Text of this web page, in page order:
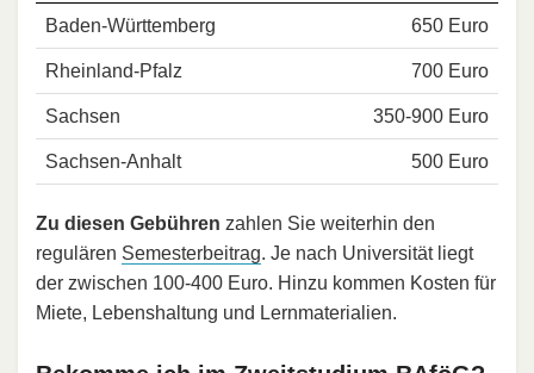
Baden-Württemberg 650 Euro
Rheinland-Pfalz 700 Euro
Sachsen 350-900 Euro
Sachsen-Anhalt 500 Euro
Zu diesen Gebühren zahlen Sie weiterhin den
regulären Semesterbeitrag. Je nach Universität liegt
der zwischen 100-400 Euro. Hinzu kommen Kosten für
Miete, Lebenshaltung und Lernmaterialien.